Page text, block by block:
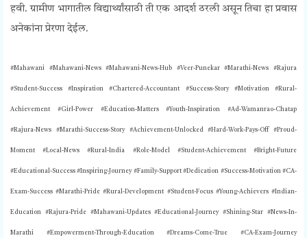
हवी. ग्रामीण भागातील विद्यार्थ्यांसाठी ती एक आदर्श ठरली असून तिचा हा प्रवास
अनेकांना प्रेरणा देईल.
#Mahawani #Mahawani-News #Mahawani-News-Hub #Veer-Punekar #Marathi-News #Rajura
#Student-Success #Inspiration #Chartered-Accountant #Success-Story #Motivation #Rural-
Achievement #Girl-Power #Education-Matters #Youth-Inspiration #Ad-Wamanrao-Chatap
#Rajura-News #Marathi-Success-Story #Achievement-Unlocked #Hard-Work-Pays-Off #Proud-
Moment #Local-News #Rural-India #Role-Model #Student-Achievement #Bright-Future
#Educational-Success #Inspiring-Journey #Family-Support #Dedication #Success-Motivation #CA-
Exam-Success #Marathi-Pride #Rural-Development #Student-Focus #Young-Achievers #Indian-
Education #Rajura-Pride #Mahawani-Updates #Educational-Journey #Shining-Star #News-In-
Marathi #Empowerment-Through-Education #Dreams-Come-True #CA-Exam-Journey